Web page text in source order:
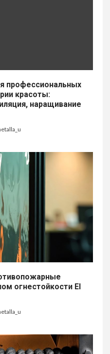
профессиональных
красоты:
наращивание
огнестойкости EI